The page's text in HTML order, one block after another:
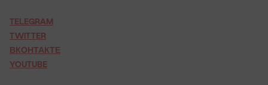
TELEGRAM
TWITTER
ВКОНТАКТЕ
YOUTUBE